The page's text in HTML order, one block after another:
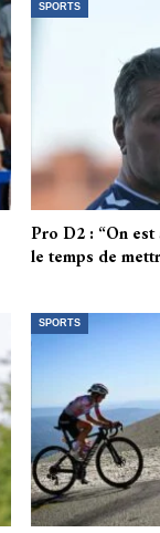
SPORTS
Pro D2 : “On
le temps de
SPORTS